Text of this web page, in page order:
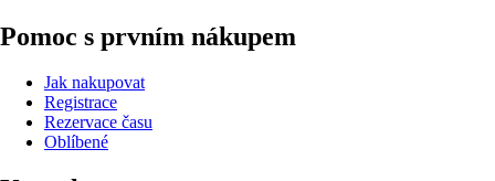
Pomoc s prvním nákupem
Jak nakupovat
Registrace
Rezervace času
Oblíbené